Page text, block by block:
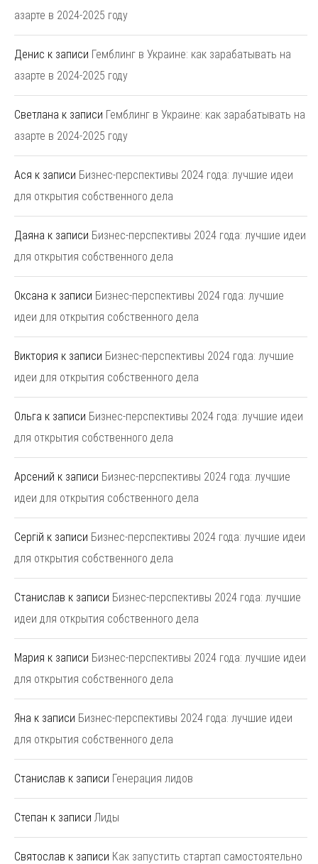
азарте в 2024-2025 году
Денис к записи Гемблинг в Украине: как зарабатывать на
азарте в 2024-2025 году
Светлана к записи Гемблинг в Украине: как зарабатывать на
азарте в 2024-2025 году
Ася к записи Бизнес-перспективы 2024 года: лучшие идеи
для открытия собственного дела
Даяна к записи Бизнес-перспективы 2024 года: лучшие идеи
для открытия собственного дела
Оксана к записи Бизнес-перспективы 2024 года: лучшие
идеи для открытия собственного дела
Виктория к записи Бизнес-перспективы 2024 года: лучшие
идеи для открытия собственного дела
Ольга к записи Бизнес-перспективы 2024 года: лучшие идеи
для открытия собственного дела
Арсений к записи Бизнес-перспективы 2024 года: лучшие
идеи для открытия собственного дела
Сергій к записи Бизнес-перспективы 2024 года: лучшие идеи
для открытия собственного дела
Станислав к записи Бизнес-перспективы 2024 года: лучшие
идеи для открытия собственного дела
Мария к записи Бизнес-перспективы 2024 года: лучшие идеи
для открытия собственного дела
Яна к записи Бизнес-перспективы 2024 года: лучшие идеи
для открытия собственного дела
Станислав к записи Генерация лидов
Степан к записи Лиды
Святослав к записи Как запустить стартап самостоятельно